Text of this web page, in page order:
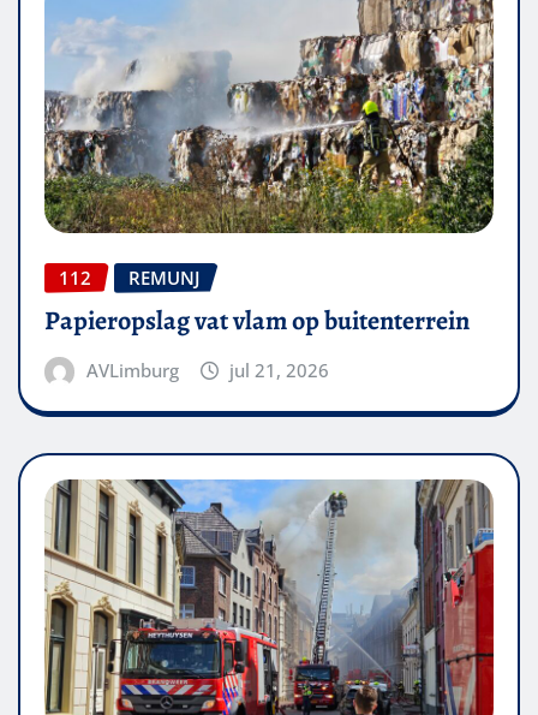
112 REMUNJ
Papieropslag vat vlam op buitenterrein
AVLimburg jul 21, 2026